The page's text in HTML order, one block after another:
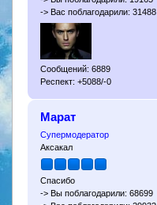
-> Вас поблагодарили: 31488
Сообщений: 6889
Респект: +5088/-0
Марат
Супермодератор
Аксакал
Спасибо
-> Вы поблагодарили: 68699